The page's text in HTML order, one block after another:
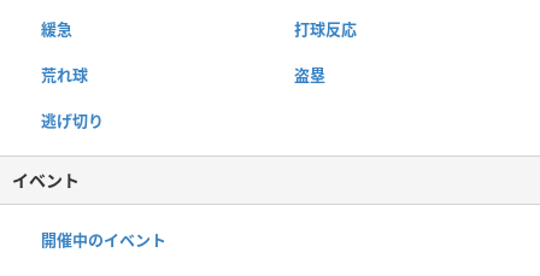
緩急 打球反応
荒れ球 盗塁
逃げ切り
イベント
開催中のイベント